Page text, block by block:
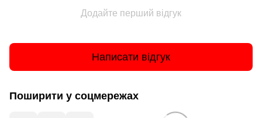
Додайте перший відгук
Написати відгук
Поширити у соцмережах